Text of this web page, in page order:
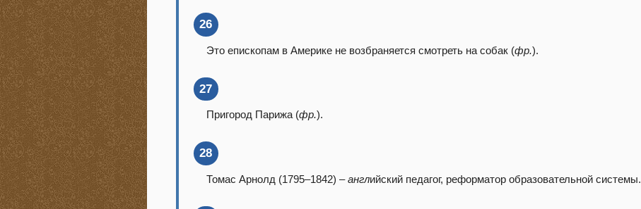
26
Это епископам в Америке не возбраняется смотреть на собак (фр.).
27
Пригород Парижа (фр.).
28
Томас Арнолд (1795–1842) –английский педагог, реформатор образовательной системы.